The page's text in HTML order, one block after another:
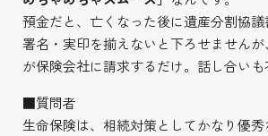
預金だと、亡くなった後に遺産分割協
署名・実印を揃えないと下ろせません
が保険会社に請求するだけ。話し合いも
■質問者
生命保険は、相続対策としてかなり優秀